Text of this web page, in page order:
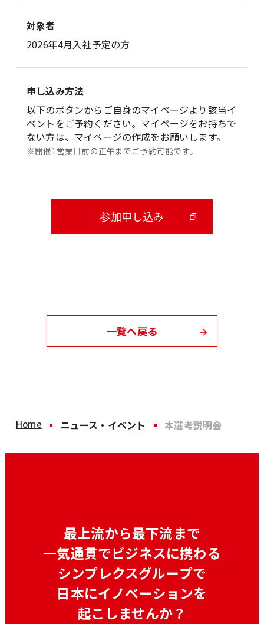
対象者
2026年4月入社予定の方
申し込み方法
以下のボタンからご自身のマイページより該当イ
ベントをご予約ください。マイページをお持ちで
ない方は、マイページの作成をお願いします。
※開催1営業日前の正午までご予約可能です。
参加申し込み
一覧へ戻る
Home ニュース・イベント 本選考説明会
最上流から最下流まで
一気通貫でビジネスに携わる
シンプレクスグループで
日本にイノベーションを
起こしませんか？